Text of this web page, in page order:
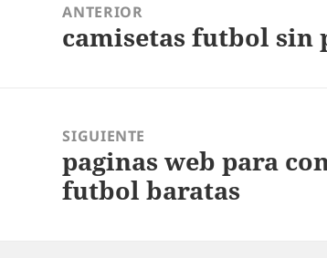
entradas
ANTERIOR
Entrada
camisetas futbol sin
SIGUIENTE
Entrada
siguiente:
paginas web para
futbol baratas